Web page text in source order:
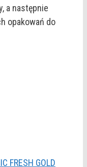
a następnie
opakowań do